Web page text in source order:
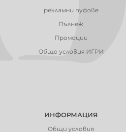
рекламни пуфове
Пълнеж
Промоции
Общо условия ИГРИ
ИНФОРМАЦИЯ
Общи условия